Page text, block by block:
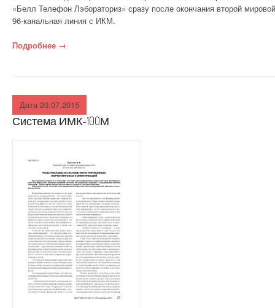
СТРОИТЕЛЬНЫЕ
МЕХАНИКА
«Белл Телефон Лэбораториз» сразу после окончания второй
96-канальная линия с ИКМ.
Подробнее «Принципы цифровой модуляции»
→
Дата 20.07.2015
Система ИМК-100М